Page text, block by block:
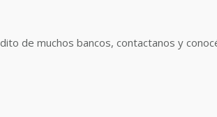
de muchos bancos, contactanos y